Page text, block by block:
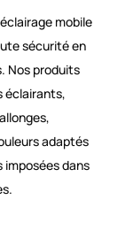
mobile
sécurité en
Nos produits
éclairants,
adaptés
dans